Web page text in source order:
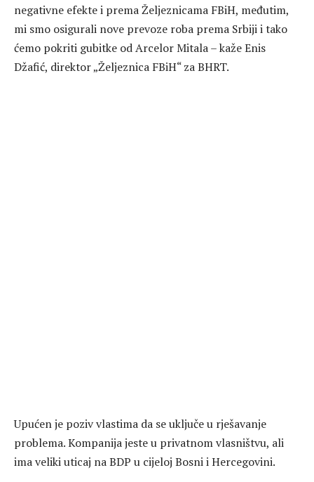
negativne efekte i prema Željeznicama FBiH, međutim,
mi smo osigurali nove prevoze roba prema Srbiji i tako
ćemo pokriti gubitke od Arcelor Mitala – kaže Enis
Džafić, direktor „Željeznica FBiH“ za BHRT.
Upućen je poziv vlastima da se uključe u rješavanje
problema. Kompanija jeste u privatnom vlasništvu, ali
ima veliki uticaj na BDP u cijeloj Bosni i Hercegovini.